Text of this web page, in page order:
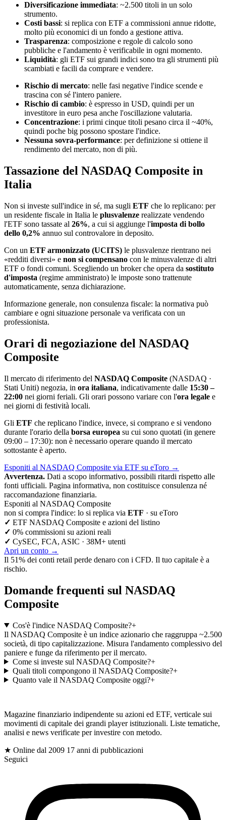
Diversificazione immediata: ~2.500 titoli in un solo
strumento.
Costi bassi: si replica con ETF a commissioni annue ridotte,
molto più economici di un fondo a gestione attiva.
Trasparenza: composizione e regole di calcolo sono
pubbliche e l'andamento è verificabile in ogni momento.
Liquidità: gli ETF sui grandi indici sono tra gli strumenti più
scambiati e facili da comprare e vendere.
Rischio di mercato: nelle fasi negative l'indice scende e
trascina con sé l'intero paniere.
Rischio di cambio: è espresso in USD, quindi per un
investitore in euro pesa anche l'oscillazione valutaria.
Concentrazione: i primi cinque titoli pesano circa il ~40%,
quindi poche big possono spostare l'indice.
Nessuna sovra-performance: per definizione si ottiene il
rendimento del mercato, non di più.
Tassazione del NASDAQ Composite in
Italia
Non si investe sull'indice in sé, ma sugli ETF che lo replicano: per
un residente fiscale in Italia le plusvalenze realizzate vendendo
l'ETF sono tassate al 26%, a cui si aggiunge l'imposta di bollo
dello 0,2% annuo sul controvalore in deposito.
Con un ETF armonizzato (UCITS) le plusvalenze rientrano nei
«redditi diversi» e non si compensano con le minusvalenze di altri
ETF o fondi comuni. Scegliendo un broker che opera da sostituto
d'imposta (regime amministrato) le imposte sono trattenute
automaticamente, senza dichiarazione.
Informazione generale, non consulenza fiscale: la normativa può
cambiare e ogni situazione personale va verificata con un
professionista.
Orari di negoziazione del NASDAQ
Composite
Il mercato di riferimento del NASDAQ Composite (NASDAQ ·
Stati Uniti) negozia, in ora italiana, indicativamente dalle 15:30 –
22:00 nei giorni feriali. Gli orari possono variare con l'ora legale e
nei giorni di festività locali.
Gli ETF che replicano l'indice, invece, si comprano e si vendono
durante l'orario della borsa europea su cui sono quotati (in genere
09:00 – 17:30): non è necessario operare quando il mercato
sottostante è aperto.
Esponiti al NASDAQ Composite via ETF su eToro →
Avvertenza. Dati a scopo informativo, possibili ritardi rispetto alle
fonti ufficiali. Pagina informativa, non costituisce consulenza né
raccomandazione finanziaria.
Esponiti al NASDAQ Composite
non si compra l'indice: lo si replica via ETF · su eToro
✓ ETF NASDAQ Composite e azioni del listino
✓ 0% commissioni su azioni reali
✓ CySEC, FCA, ASIC · 38M+ utenti
Apri un conto →
Il 51% dei conti retail perde denaro con i CFD. Il tuo capitale è a
rischio.
Domande frequenti sul NASDAQ
Composite
Cos'è l'indice NASDAQ Composite?+
Il NASDAQ Composite è un indice azionario che raggruppa ~2.500
società, di tipo capitalizzazione. Misura l'andamento complessivo del
paniere e funge da riferimento per il mercato.
Come si investe sul NASDAQ Composite?+
Quali titoli compongono il NASDAQ Composite?+
Quanto vale il NASDAQ Composite oggi?+
$
Magazine finanziario indipendente su azioni ed ETF, verticale sui
movimenti di capitale dei grandi player istituzionali. Liste tematiche,
analisi e news verificate per investire con metodo.
★ Online dal 2009 17 anni di pubblicazioni
Seguici